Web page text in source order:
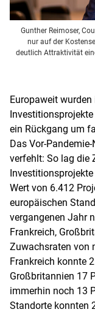
Gunther Reimoser,
nur auf der
deutlich Attraktivität
Europaweit
ein Rückgang um
Das Vor-
verfehlt: So lag die
Wert von 6.412
europäischen
vergangenen Jahr
Frankreich,
Zuwachsraten von
Frankreich konnte
Großbritannien 17
immerhin noch 13
Standorte konnten